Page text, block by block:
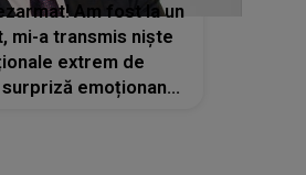
Am fost la un
extrem de
emoționantă